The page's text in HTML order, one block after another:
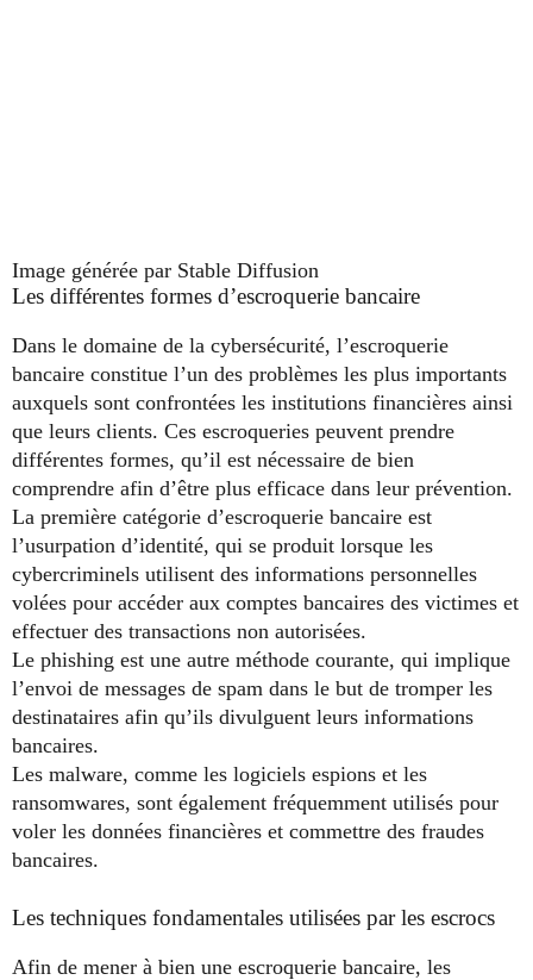
Image générée par Stable Diffusion
Les différentes formes d’escroquerie bancaire
Dans le domaine de la cybersécurité, l’escroquerie
bancaire constitue l’un des problèmes les plus importants
auxquels sont confrontées les institutions financières ainsi
que leurs clients. Ces escroqueries peuvent prendre
différentes formes, qu’il est nécessaire de bien
comprendre afin d’être plus efficace dans leur prévention.
La première catégorie d’escroquerie bancaire est
l’usurpation d’identité, qui se produit lorsque les
cybercriminels utilisent des informations personnelles
volées pour accéder aux comptes bancaires des victimes et
effectuer des transactions non autorisées.
Le phishing est une autre méthode courante, qui implique
l’envoi de messages de spam dans le but de tromper les
destinataires afin qu’ils divulguent leurs informations
bancaires.
Les malware, comme les logiciels espions et les
ransomwares, sont également fréquemment utilisés pour
voler les données financières et commettre des fraudes
bancaires.
Les techniques fondamentales utilisées par les escrocs
Afin de mener à bien une escroquerie bancaire, les